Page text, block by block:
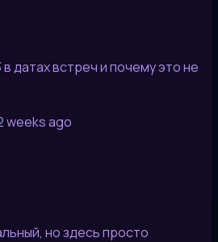
датах встреч и почему это не
weeks ago
но здесь просто